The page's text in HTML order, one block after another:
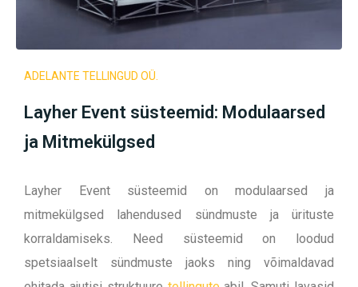
ADELANTE TELLINGUD OÜ.
Layher Event süsteemid: Modulaarsed
ja Mitmekülgsed
Layher Event süsteemid on modulaarsed ja
mitmekülgsed lahendused sündmuste ja ürituste
korraldamiseks. Need süsteemid on loodud
spetsiaalselt sündmuste jaoks ning võimaldavad